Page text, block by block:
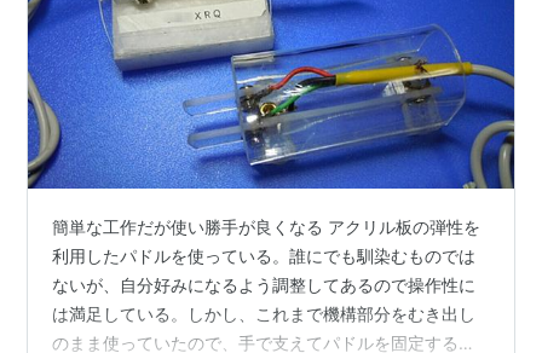
簡単な工作だが使い勝手が良くなる アクリル板の弾性を
利用したパドルを使っている。誰にでも馴染むものでは
ないが、自分好みになるよう調整してあるので操作性に
は満足している。しかし、これまで機構部分をむき出し
のまま使っていたので、手で支えてパドルを固定すると